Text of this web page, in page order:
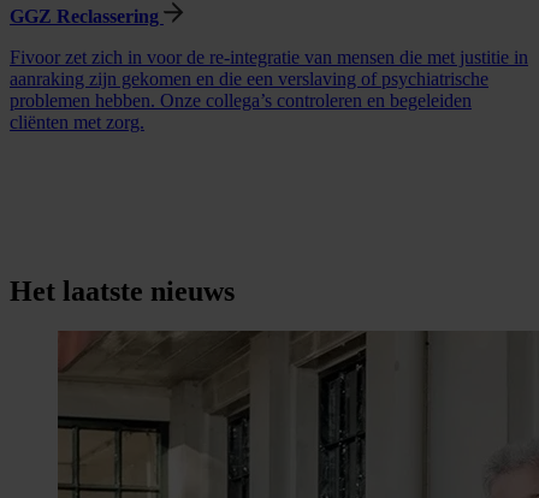
in
Levensloopaanpak
De Levensloopaanpak is een samenwerking voor mensen met
onbegrepen gedrag en een hoog veiligheidsrisico. Bij deze
is het nodig dat de forensische zorg langere tijd betrokken blijft.
Het laatste nieuws